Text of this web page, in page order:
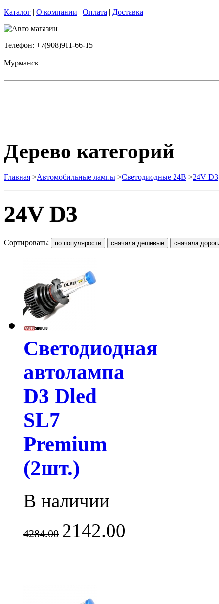
Каталог | О компании | Оплата | Доставка
Телефон: +7(908)911-66-15
Мурманск
Дерево категорий
Главная >Автомобильные лампы >Cветодиодные 24B >24V D3
24V D3
Сортировать:
Светодиодная
автолампа
D3 Dled
SL7
Premium
(2шт.)
В наличии
4284.00 2142.00